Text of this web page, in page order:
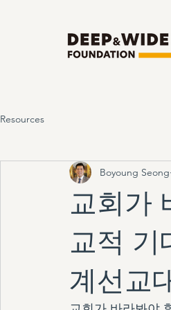
Resources
교회가
교적
계선교
Boyoung Seong